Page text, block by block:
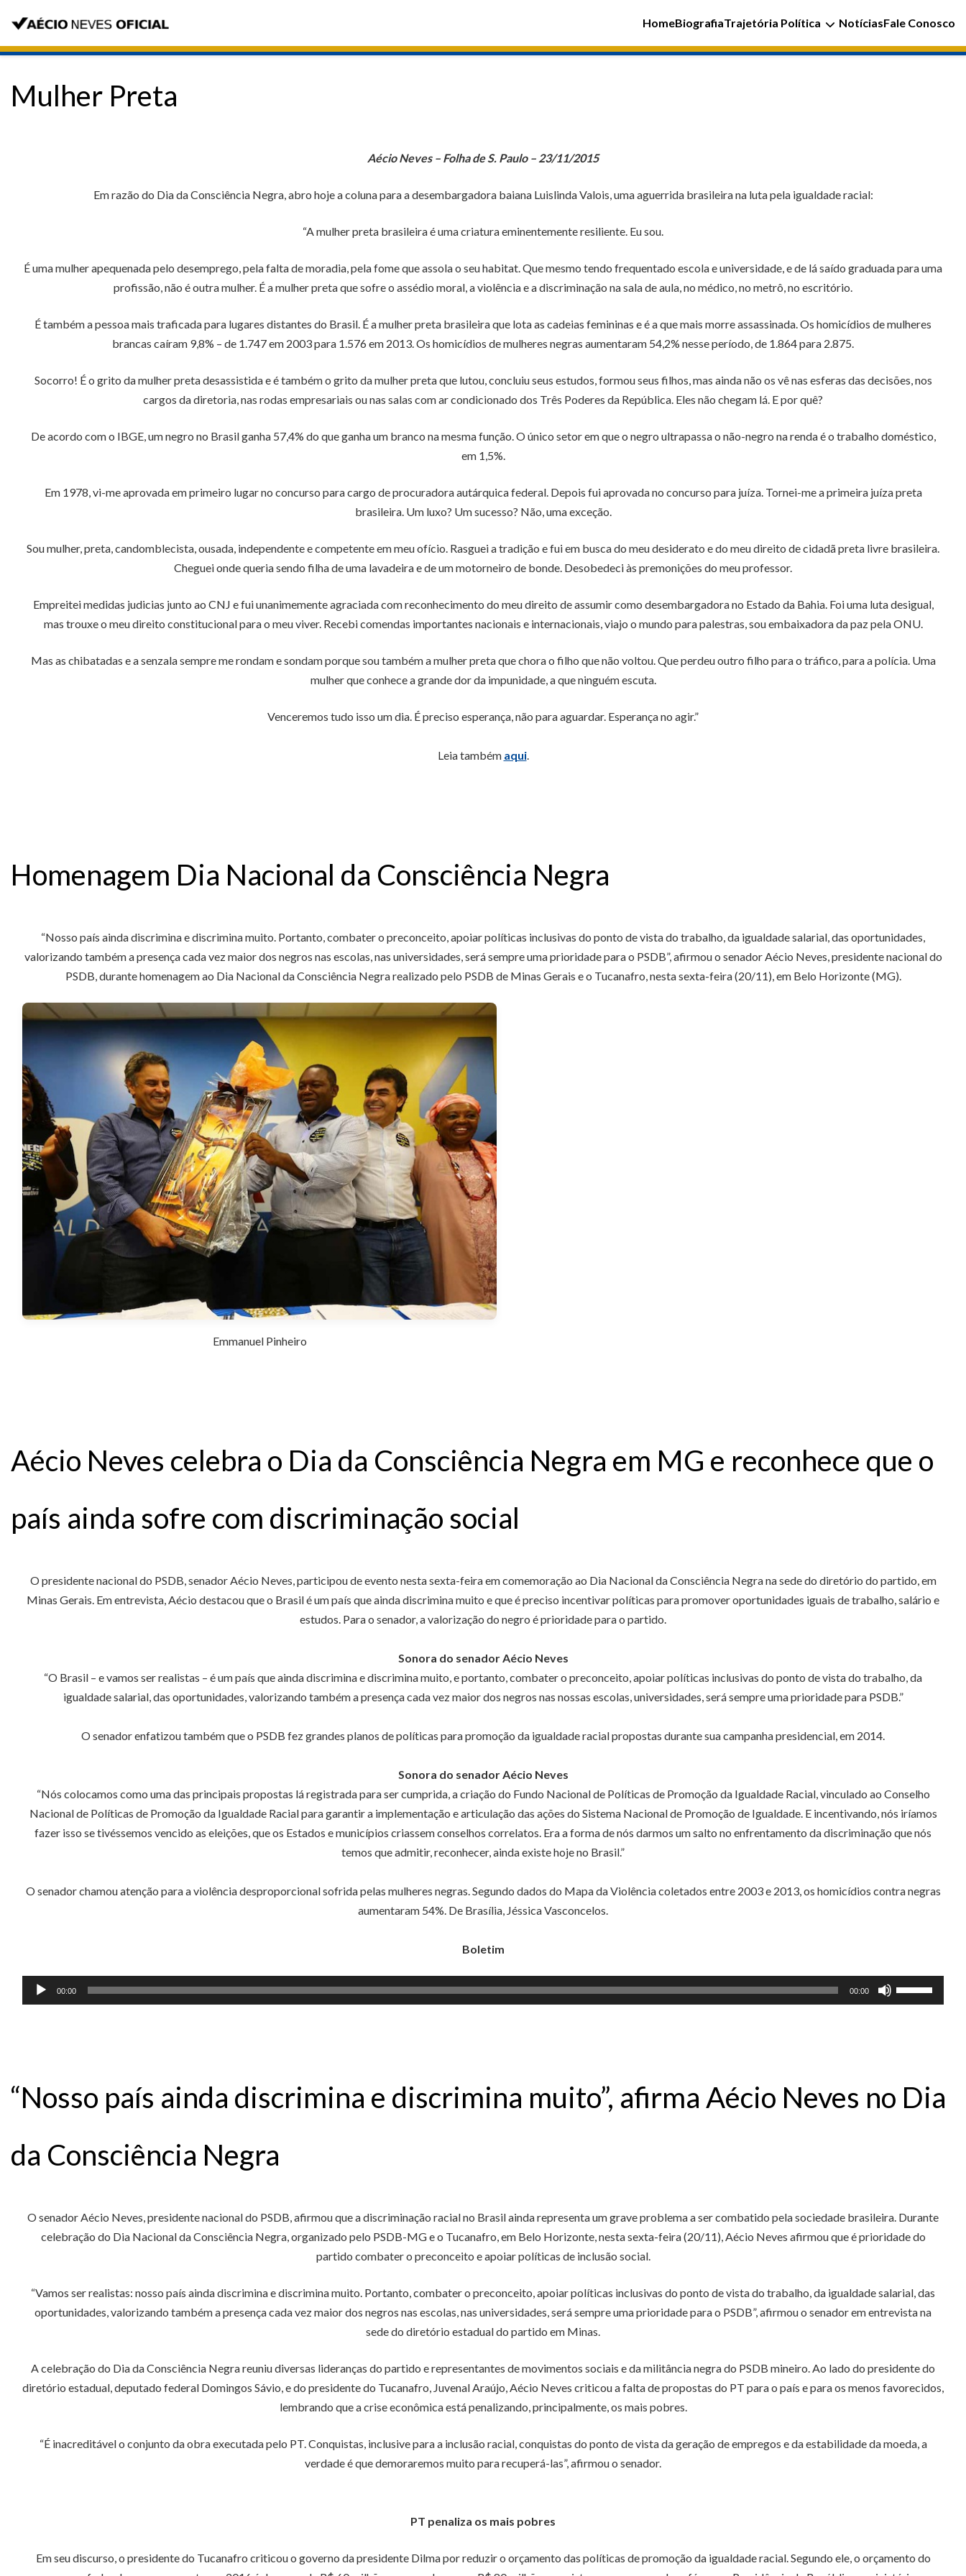
HomeBiografiaTrajetória Política NotíciasFale Conosco
Mulher Preta
Aécio Neves – Folha de S. Paulo – 23/11/2015
Em razão do Dia da Consciência Negra, abro hoje a coluna para a desembargadora baiana Luislinda Valois, uma aguerrida brasileira na luta pela igualdade racial:
“A mulher preta brasileira é uma criatura eminentemente resiliente. Eu sou.
É uma mulher apequenada pelo desemprego, pela falta de moradia, pela fome que assola o seu habitat. Que mesmo tendo frequentado escola e universidade, e de lá saído graduada para uma
profissão, não é outra mulher. É a mulher preta que sofre o assédio moral, a violência e a discriminação na sala de aula, no médico, no metrô, no escritório.
É também a pessoa mais traficada para lugares distantes do Brasil. É a mulher preta brasileira que lota as cadeias femininas e é a que mais morre assassinada. Os homicídios de mulheres
brancas caíram 9,8% – de 1.747 em 2003 para 1.576 em 2013. Os homicídios de mulheres negras aumentaram 54,2% nesse período, de 1.864 para 2.875.
Socorro! É o grito da mulher preta desassistida e é também o grito da mulher preta que lutou, concluiu seus estudos, formou seus filhos, mas ainda não os vê nas esferas das decisões, nos
cargos da diretoria, nas rodas empresariais ou nas salas com ar condicionado dos Três Poderes da República. Eles não chegam lá. E por quê?
De acordo com o IBGE, um negro no Brasil ganha 57,4% do que ganha um branco na mesma função. O único setor em que o negro ultrapassa o não-negro na renda é o trabalho doméstico,
em 1,5%.
Em 1978, vi-me aprovada em primeiro lugar no concurso para cargo de procuradora autárquica federal. Depois fui aprovada no concurso para juíza. Tornei-me a primeira juíza preta
brasileira. Um luxo? Um sucesso? Não, uma exceção.
Sou mulher, preta, candomblecista, ousada, independente e competente em meu ofício. Rasguei a tradição e fui em busca do meu desiderato e do meu direito de cidadã preta livre brasileira.
Cheguei onde queria sendo filha de uma lavadeira e de um motorneiro de bonde. Desobedeci às premonições do meu professor.
Empreitei medidas judicias junto ao CNJ e fui unanimemente agraciada com reconhecimento do meu direito de assumir como desembargadora no Estado da Bahia. Foi uma luta desigual,
mas trouxe o meu direito constitucional para o meu viver. Recebi comendas importantes nacionais e internacionais, viajo o mundo para palestras, sou embaixadora da paz pela ONU.
Mas as chibatadas e a senzala sempre me rondam e sondam porque sou também a mulher preta que chora o filho que não voltou. Que perdeu outro filho para o tráfico, para a polícia. Uma
mulher que conhece a grande dor da impunidade, a que ninguém escuta.
Venceremos tudo isso um dia. É preciso esperança, não para aguardar. Esperança no agir.”
Leia também aqui.
Homenagem Dia Nacional da Consciência Negra
“Nosso país ainda discrimina e discrimina muito. Portanto, combater o preconceito, apoiar políticas inclusivas do ponto de vista do trabalho, da igualdade salarial, das oportunidades,
valorizando também a presença cada vez maior dos negros nas escolas, nas universidades, será sempre uma prioridade para o PSDB”, afirmou o senador Aécio Neves, presidente nacional do
PSDB, durante homenagem ao Dia Nacional da Consciência Negra realizado pelo PSDB de Minas Gerais e o Tucanafro, nesta sexta-feira (20/11), em Belo Horizonte (MG).
Emmanuel Pinheiro
Aécio Neves celebra o Dia da Consciência Negra em MG e reconhece que o
país ainda sofre com discriminação social
O presidente nacional do PSDB, senador Aécio Neves, participou de evento nesta sexta-feira em comemoração ao Dia Nacional da Consciência Negra na sede do diretório do partido, em
Minas Gerais. Em entrevista, Aécio destacou que o Brasil é um país que ainda discrimina muito e que é preciso incentivar políticas para promover oportunidades iguais de trabalho, salário e
estudos. Para o senador, a valorização do negro é prioridade para o partido.
Sonora do senador Aécio Neves
“O Brasil – e vamos ser realistas – é um país que ainda discrimina e discrimina muito, e portanto, combater o preconceito, apoiar políticas inclusivas do ponto de vista do trabalho, da
igualdade salarial, das oportunidades, valorizando também a presença cada vez maior dos negros nas nossas escolas, universidades, será sempre uma prioridade para PSDB.”
O senador enfatizou também que o PSDB fez grandes planos de políticas para promoção da igualdade racial propostas durante sua campanha presidencial, em 2014.
Sonora do senador Aécio Neves
“Nós colocamos como uma das principais propostas lá registrada para ser cumprida, a criação do Fundo Nacional de Políticas de Promoção da Igualdade Racial, vinculado ao Conselho
Nacional de Políticas de Promoção da Igualdade Racial para garantir a implementação e articulação das ações do Sistema Nacional de Promoção de Igualdade. E incentivando, nós iríamos
fazer isso se tivéssemos vencido as eleições, que os Estados e municípios criassem conselhos correlatos. Era a forma de nós darmos um salto no enfrentamento da discriminação que nós
temos que admitir, reconhecer, ainda existe hoje no Brasil.”
O senador chamou atenção para a violência desproporcional sofrida pelas mulheres negras. Segundo dados do Mapa da Violência coletados entre 2003 e 2013, os homicídios contra negras
aumentaram 54%. De Brasília, Jéssica Vasconcelos.
Boletim
Tocador
de
00:00 00:00
Use
as
para
o
volume.
“Nosso país ainda discrimina e discrimina muito”, afirma Aécio Neves no Dia
da Consciência Negra
O senador Aécio Neves, presidente nacional do PSDB, afirmou que a discriminação racial no Brasil ainda representa um grave problema a ser combatido pela sociedade brasileira. Durante
celebração do Dia Nacional da Consciência Negra, organizado pelo PSDB-MG e o Tucanafro, em Belo Horizonte, nesta sexta-feira (20/11), Aécio Neves afirmou que é prioridade do
partido combater o preconceito e apoiar políticas de inclusão social.
“Vamos ser realistas: nosso país ainda discrimina e discrimina muito. Portanto, combater o preconceito, apoiar políticas inclusivas do ponto de vista do trabalho, da igualdade salarial, das
oportunidades, valorizando também a presença cada vez maior dos negros nas escolas, nas universidades, será sempre uma prioridade para o PSDB”, afirmou o senador em entrevista na
sede do diretório estadual do partido em Minas.
A celebração do Dia da Consciência Negra reuniu diversas lideranças do partido e representantes de movimentos sociais e da militância negra do PSDB mineiro. Ao lado do presidente do
diretório estadual, deputado federal Domingos Sávio, e do presidente do Tucanafro, Juvenal Araújo, Aécio Neves criticou a falta de propostas do PT para o país e para os menos favorecidos,
lembrando que a crise econômica está penalizando, principalmente, os mais pobres.
“É inacreditável o conjunto da obra executada pelo PT. Conquistas, inclusive para a inclusão racial, conquistas do ponto de vista da geração de empregos e da estabilidade da moeda, a
verdade é que demoraremos muito para recuperá-las”, afirmou o senador.
PT penaliza os mais pobres
Em seu discurso, o presidente do Tucanafro criticou o governo da presidente Dilma por reduzir o orçamento das políticas de promoção da igualdade racial. Segundo ele, o orçamento do